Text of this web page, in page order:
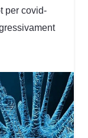
per covid-